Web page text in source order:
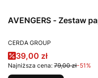
PRODUCENT
CERDA GROUP
Cena promocyjna
39,00 zł
Najniższa cena: 79,00 zł-51%